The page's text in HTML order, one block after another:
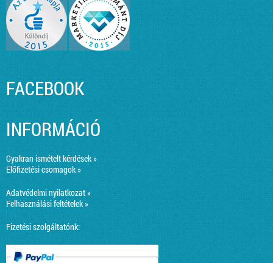
FACEBOOK
INFORMÁCIÓ
Gyakran ismételt kérdések »
Előfizetési csomagok »
Adatvédelmi nyilatkozat »
Felhasználási feltételek »
Fizetési szolgáltatónk: